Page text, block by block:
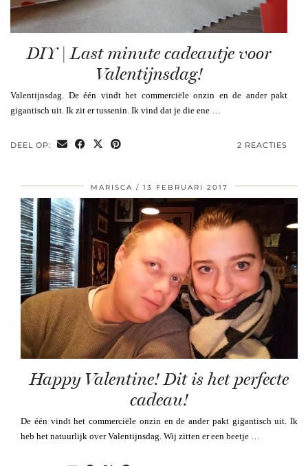
DIY | Last minute cadeautje voor
Valentijnsdag!
Valentijnsdag. De één vindt het commerciële onzin en de ander pakt
gigantisch uit. Ik zit er tussenin. Ik vind dat je die ene …
DEEL OP: 2 REACTIES
MARISCA 13 FEBRUARI 2017
Happy Valentine! Dit is het perfecte
cadeau!
De één vindt het commerciële onzin en de ander pakt gigantisch uit. Ik
heb het natuurlijk over Valentijnsdag. Wij zitten er een beetje …